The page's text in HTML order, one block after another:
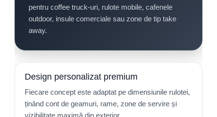
pentru coffee truck-uri, rulote mobile, cafenele
outdoor, insule comerciale sau zone de tip take
away.
Design personalizat premium
Fiecare concept este adaptat pe dimensiunile rulotei,
ținând cont de geamuri, rame, zone de servire și
vizibilitate maximă din exterior.